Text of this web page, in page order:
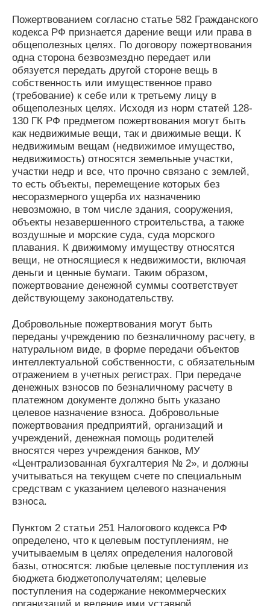
Пожертвованием согласно статье 582 Гражданского
кодекса РФ признается дарение вещи или права в
общеполезных целях. По договору пожертвования
одна сторона безвозмездно передает или
обязуется передать другой стороне вещь в
собственность или имущественное право
(требование) к себе или к третьему лицу в
общеполезных целях. Исходя из норм статей 128-
130 ГК РФ предметом пожертвования могут быть
как недвижимые вещи, так и движимые вещи. К
недвижимым вещам (недвижимое имущество,
недвижимость) относятся земельные участки,
участки недр и все, что прочно связано с землей,
то есть объекты, перемещение которых без
несоразмерного ущерба их назначению
невозможно, в том числе здания, сооружения,
объекты незавершенного строительства, а также
воздушные и морские суда, суда морского
плавания. К движимому имуществу относятся
вещи, не относящиеся к недвижимости, включая
деньги и ценные бумаги. Таким образом,
пожертвование денежной суммы соответствует
действующему законодательству.
Добровольные пожертвования могут быть
переданы учреждению по безналичному расчету, в
натуральном виде, в форме передачи объектов
интеллектуальной собственности, с обязательным
отражением в учетных регистрах. При передаче
денежных взносов по безналичному расчету в
платежном документе должно быть указано
целевое назначение взноса. Добровольные
пожертвования предприятий, организаций и
учреждений, денежная помощь родителей
вносятся через учреждения банков, МУ
«Централизованная бухгалтерия № 2», и должны
учитываться на текущем счете по специальным
средствам с указанием целевого назначения
взноса.
Пунктом 2 статьи 251 Налогового кодекса РФ
определено, что к целевым поступлениям, не
учитываемым в целях определения налоговой
базы, относятся: любые целевые поступления из
бюджета бюджетополучателям; целевые
поступления на содержание некоммерческих
организаций и ведение ими уставной